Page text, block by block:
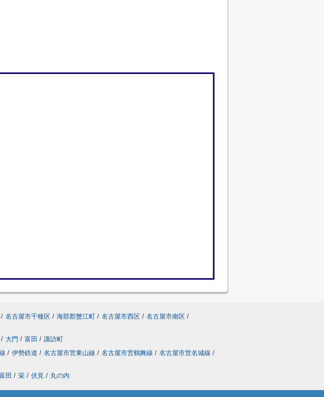
/ 名古屋市千種区 / 海部郡蟹江町 / 名古屋市西区 / 名古屋市南区 /
/ 大門 / 富田 / 諏訪町
/ 伊勢鉄道 / 名古屋市営東山線 / 名古屋市営鶴舞線 / 名古屋市営名城線 /
田 / 栄 / 伏見 / 丸の内